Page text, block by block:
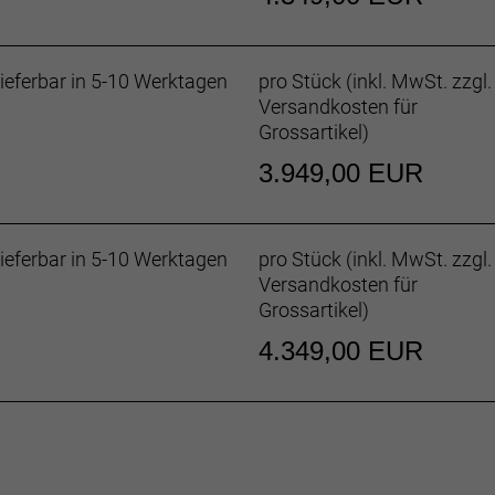
eBike ABS – zu einem einzigartigen digitalen Erfahrung.
zeigt dir, wie weit du dein E-Bike mit einer Ladung
für dieses Fahrradmodell können für eine genauere
mit hydrogeformten Rohren, interne
135 x 5 mm-Schnellspannachse
GS
in 5-10 Werktagen
pro Stück (inkl. MwSt. zzgl.
Versandkosten für
Grossartikel)
3.949,00 EUR
in 5-10 Werktagen
pro Stück (inkl. MwSt. zzgl.
Versandkosten für
Grossartikel)
4.349,00 EUR